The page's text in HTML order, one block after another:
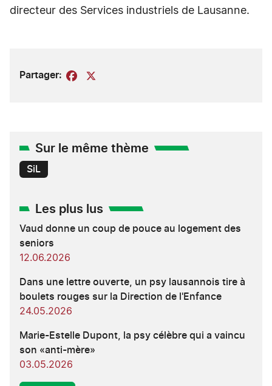
directeur des Services industriels de Lausanne.
Partager: Facebook
Sur le même thème
SiL
Les plus lus
Vaud donne un coup de pouce au logement des
seniors
12.06.2026
Dans une lettre ouverte, un psy lausannois tire à
boulets rouges sur la Direction de l'Enfance
24.05.2026
Marie-Estelle Dupont, la psy célèbre qui a vaincu
son «anti-mère»
03.05.2026